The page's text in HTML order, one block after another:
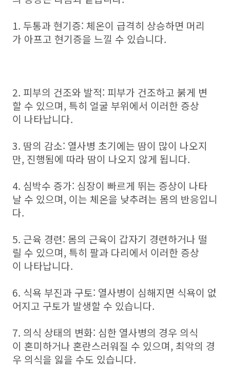
1. 두통과 현기증: 체온이 급격히 상승하면 머리
가 아프고 현기증을 느낄 수 있습니다.
2. 피부의 건조와 발적: 피부가 건조하고 붉게 변
할 수 있으며, 특히 얼굴 부위에서 이러한 증상
이 나타납니다.
3. 땀의 감소: 열사병 초기에는 땀이 많이 나오지
만, 진행됨에 따라 땀이 나오지 않게 됩니다.
4. 심박수 증가: 심장이 빠르게 뛰는 증상이 나타
날 수 있으며, 이는 체온을 낮추려는 몸의 반응입니
다.
5. 근육 경련: 몸의 근육이 갑자기 경련하거나 떨
릴 수 있으며, 특히 팔과 다리에서 이러한 증상
이 나타납니다.
6. 식욕 부진과 구토: 열사병이 심해지면 식욕이 없
어지고 구토가 발생할 수 있습니다.
7. 의식 상태의 변화: 심한 열사병의 경우 의식
이 혼미하거나 혼란스러워질 수 있으며, 최악의 경
우 의식을 잃을 수도 있습니다.